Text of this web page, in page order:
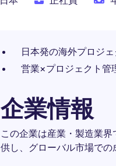
日本発の海外プロジ
営業×プロジェクト管
企業情報
この企業は産業・製造業
供し、グローバル市場での